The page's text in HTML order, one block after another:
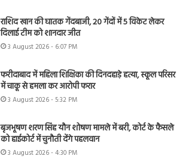
राशिद खान की घातक गेंदबाजी, 20 गेंदों में 5 विकेट लेकर
दिलाई टीम को शानदार जीत
3 August 2026 - 6:07 PM
फरीदाबाद में महिला शिक्षिका की दिनदहाड़े हत्या, स्कूल परिसर
में चाकू से हमला कर आरोपी फरार
3 August 2026 - 5:32 PM
बृजभूषण शरण सिंह यौन शोषण मामले में बरी, कोर्ट के फैसले
को हाईकोर्ट में चुनौती देंगे पहलवान
3 August 2026 - 4:30 PM